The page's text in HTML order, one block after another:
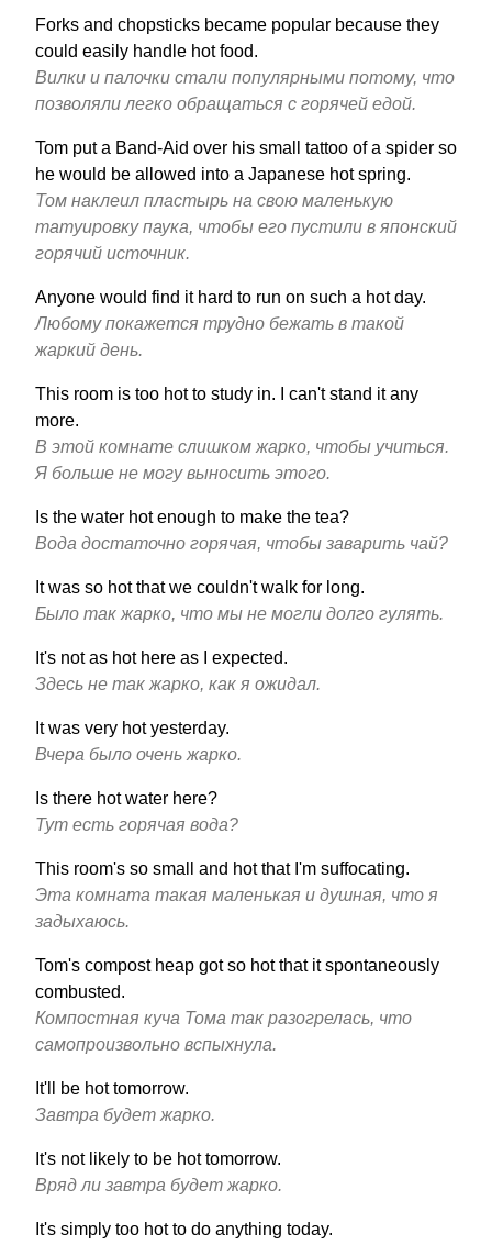
Forks and chopsticks became popular because they
could easily handle hot food.
Вилки и палочки стали популярными потому, что
позволяли легко обращаться с горячей едой.
Tom put a Band-Aid over his small tattoo of a spider so
he would be allowed into a Japanese hot spring.
Том наклеил пластырь на свою маленькую
татуировку паука, чтобы его пустили в японский
горячий источник.
Anyone would find it hard to run on such a hot day.
Любому покажется трудно бежать в такой
жаркий день.
This room is too hot to study in. I can't stand it any
more.
В этой комнате слишком жарко, чтобы учиться.
Я больше не могу выносить этого.
Is the water hot enough to make the tea?
Вода достаточно горячая, чтобы заварить чай?
It was so hot that we couldn't walk for long.
Было так жарко, что мы не могли долго гулять.
It's not as hot here as I expected.
Здесь не так жарко, как я ожидал.
It was very hot yesterday.
Вчера было очень жарко.
Is there hot water here?
Тут есть горячая вода?
This room's so small and hot that I'm suffocating.
Эта комната такая маленькая и душная, что я
задыхаюсь.
Tom's compost heap got so hot that it spontaneously
combusted.
Компостная куча Тома так разогрелась, что
самопроизвольно вспыхнула.
It'll be hot tomorrow.
Завтра будет жарко.
It's not likely to be hot tomorrow.
Вряд ли завтра будет жарко.
It's simply too hot to do anything today.